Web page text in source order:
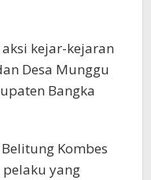
kejar-kejaran
Desa Munggu
Bangka
Kombes
pelaku yang